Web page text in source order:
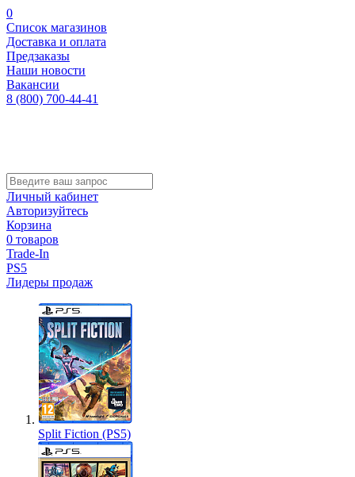
0
Список магазинов
Доставка и оплата
Предзаказы
Наши новости
Вакансии
8 (800) 700-44-41
Личный кабинет
Авторизуйтесь
Корзина
0 товаров
Trade-In
PS5
Лидеры продаж
Split Fiction (PS5)